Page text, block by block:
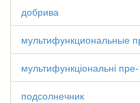
добрива
мультифункциональные
мультифункціональні
подсолнечник